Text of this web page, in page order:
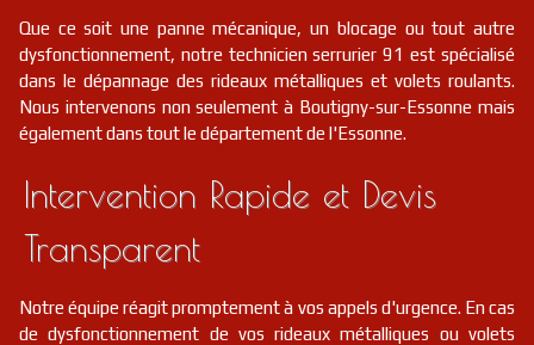
Que ce soit une panne mécanique, un blocage ou tout autre
dysfonctionnement, notre technicien serrurier 91 est spécialisé
dans le dépannage des rideaux métalliques et volets roulants.
Nous intervenons non seulement à Boutigny-sur-Essonne mais
également dans tout le département de l'Essonne.
Intervention Rapide et Devis
Transparent
Notre équipe réagit promptement à vos appels d'urgence. En cas
de dysfonctionnement de vos rideaux métalliques ou volets